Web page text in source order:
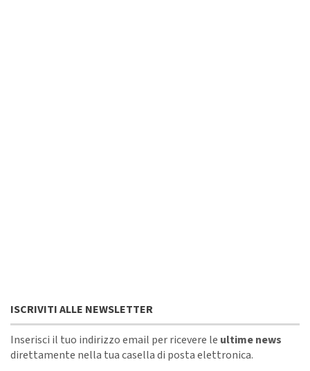
ISCRIVITI ALLE NEWSLETTER
Inserisci il tuo indirizzo email per ricevere le ultime news
direttamente nella tua casella di posta elettronica.